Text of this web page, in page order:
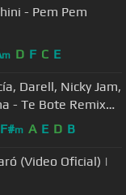
- Pem Pem
m D F C E
Darell, Nicky Jam,
- Te Bote Remix
F#m A E D B
(Video Oficial) |